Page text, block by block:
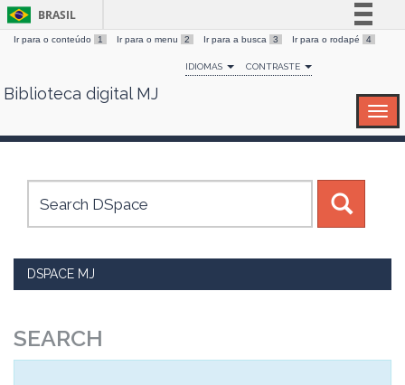
Skip
BRASIL
Simplifique!
Comunica BR
Canais
Ir para o conteúdo 1 Ir para o menu 2 Ir para a busca 3 Ir para o rodapé 4
IDIOMAS CONTRASTE
Biblioteca digital MJ
DSPACE MJ
SEARCH